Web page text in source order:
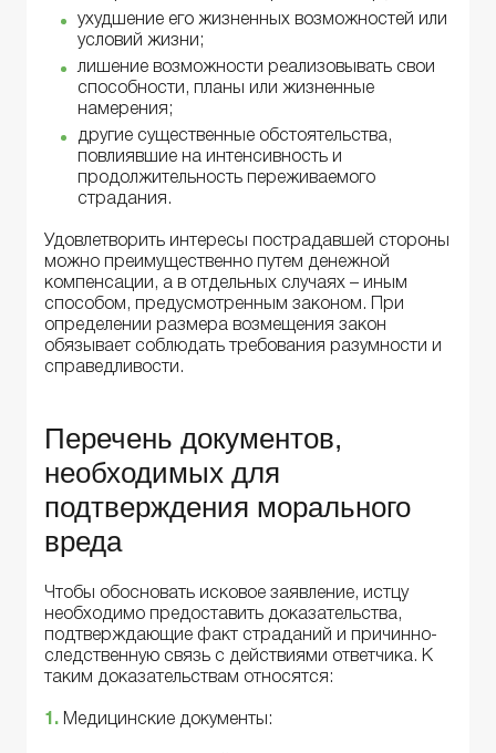
ухудшение его жизненных возможностей или
условий жизни;
лишение возможности реализовывать свои
способности, планы или жизненные
намерения;
другие существенные обстоятельства,
повлиявшие на интенсивность и
продолжительность переживаемого
страдания.
Удовлетворить интересы пострадавшей стороны
можно преимущественно путем денежной
компенсации, а в отдельных случаях – иным
способом, предусмотренным законом. При
определении размера возмещения закон
обязывает соблюдать требования разумности и
справедливости.
Перечень документов,
необходимых для
подтверждения морального
вреда
Чтобы обосновать исковое заявление, истцу
необходимо предоставить доказательства,
подтверждающие факт страданий и причинно-
следственную связь с действиями ответчика. К
таким доказательствам относятся:
1. Медицинские документы: